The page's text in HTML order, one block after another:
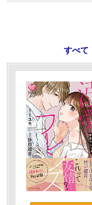
すべて